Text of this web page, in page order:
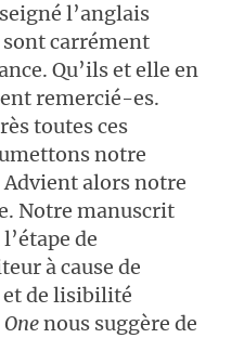
l’anglais
carrément
Qu’ils et elle en
remercié-es.
toutes ces
notre
Advient alors notre
Notre manuscrit
de
à cause de
de lisibilité
nous suggère de